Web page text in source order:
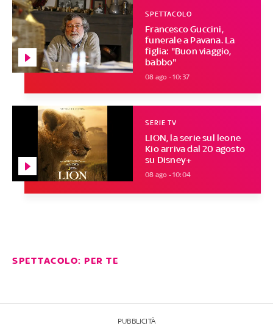
Francesco Guccini,
funerale a Pavana. La
figlia: "Buon viaggio,
babbo"
SPETTACOLO
08 ago - 10:37
LION, la serie sul leone
Kio arriva dal 20 agosto
su Disney+
SERIE TV
08 ago - 10:04
SPETTACOLO: PER TE
PUBBLICITÀ